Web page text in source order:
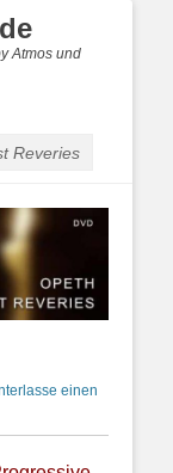
Atmos und
Reveries
einen